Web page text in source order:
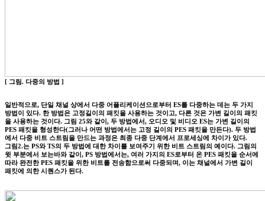
[ 그림. 다중의 방법 ]
일반적으로, 단일 채널 상에서 다중 어플리케이션으로부터 ES를 다중하는 데는 두 가지
방법이 있다. 한 방법은 고정길이의 패킷을 사용하는 것이고, 다른 것은 가변 길이의 패킷
을 사용하는 것이다. 그림 25와 같이, 두 방법에서, 오디오 및 비디오 ES는 가변 길이의
PES 패킷을 형성한다(그러나 어떤 방법에서는 고정 길이의 PES 패킷을 만든다). 두 방법
에서 다중 비트 스트림을 만드는 과정은 최종 다중 단계에서 프로세싱에 차이가 있다.
그림2.는 PS와 TS의 두 방법에 대한 차이를 보여주기 위한 비트 스트림의 예이다. 그림의
윗 부분에서 보는바와 같이, PS 방법에서는, 여러 가지의 ES로부터 온 PES 패킷을 순서에
따라 완전한 PES 패킷을 위한 비트를 전송함으로써 다중되며, 이는 채널에서 가변 길이
패킷에 의한 시퀀스가 된다.